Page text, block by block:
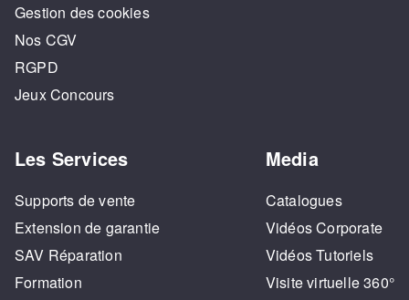
Gestion des cookies
Nos CGV
RGPD
Jeux Concours
Les Services
Supports de vente
Extension de garantie
SAV Réparation
Formation
Media
Catalogues
Vidéos Corporate
Vidéos Tutoriels
Visite virtuelle 360°